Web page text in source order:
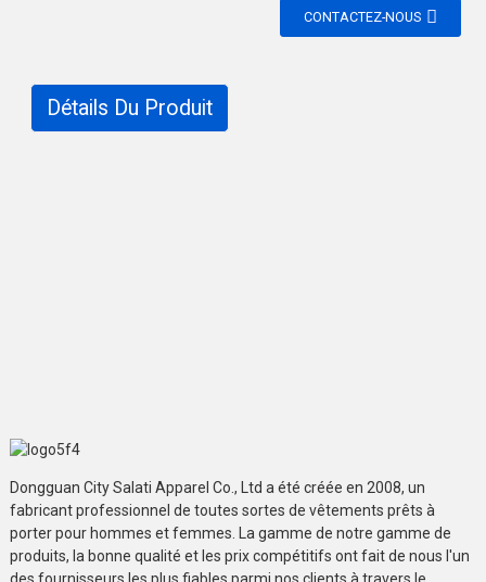
CONTACTEZ-NOUS
Détails Du Produit
Dongguan City Salati Apparel Co., Ltd a été créée en 2008, un
fabricant professionnel de toutes sortes de vêtements prêts à
porter pour hommes et femmes. La gamme de notre gamme de
produits, la bonne qualité et les prix compétitifs ont fait de nous l'un
des fournisseurs les plus fiables parmi nos clients à travers le